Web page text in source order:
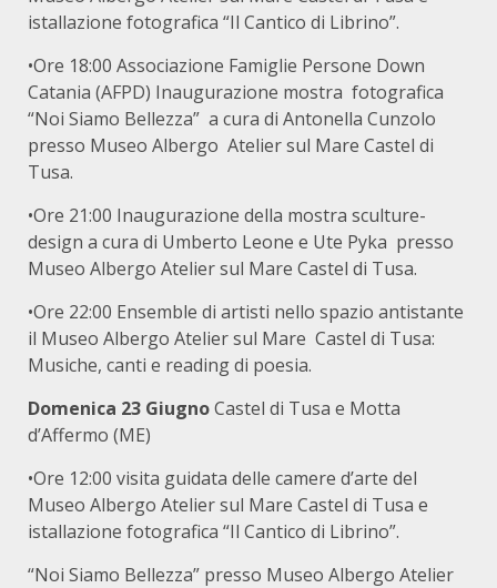
istallazione fotografica “Il Cantico di Librino”.
•Ore 18:00 Associazione Famiglie Persone Down
Catania (AFPD) Inaugurazione mostra fotografica
“Noi Siamo Bellezza” a cura di Antonella Cunzolo
presso Museo Albergo Atelier sul Mare Castel di
Tusa.
•Ore 21:00 Inaugurazione della mostra sculture-
design a cura di Umberto Leone e Ute Pyka presso
Museo Albergo Atelier sul Mare Castel di Tusa.
•Ore 22:00 Ensemble di artisti nello spazio antistante
il Museo Albergo Atelier sul Mare Castel di Tusa:
Musiche, canti e reading di poesia.
Domenica 23 GiugnoCastel di Tusa e Motta
d’Affermo (ME)
•Ore 12:00 visita guidata delle camere d’arte del
Museo Albergo Atelier sul Mare Castel di Tusa e
istallazione fotografica “Il Cantico di Librino”.
“Noi Siamo Bellezza” presso Museo Albergo Atelier